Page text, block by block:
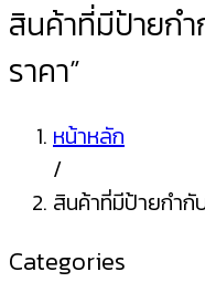
สินค้าที่มีป้ายกำ
ราคา”
หน้าหลัก
/
สินค้าที่มีป้ายกำกั
Categories